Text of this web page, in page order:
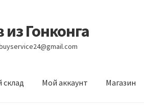
Гонконга
Мой аккаунт Магазин